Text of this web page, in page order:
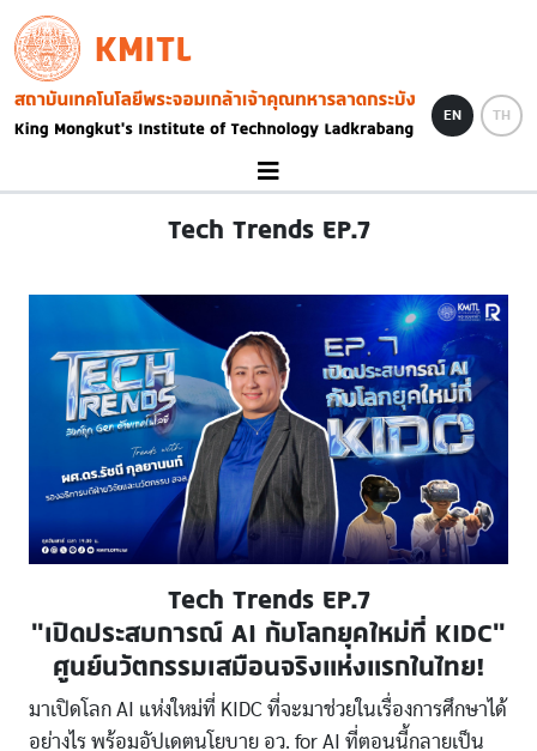
Skip to main content
KMITL
Image
EN TH
Tech Trends EP.7
Tech Trends EP.7
"เปิดประสบการณ์ AI กับโลกยุคใหม่ที่ KIDC"
ศูนย์นวัตกรรมเสมือนจริงแห่งแรกในไทย!
มาเปิดโลก AI แห่งใหม่ที่ KIDC ที่จะมาช่วยในเรื่องการศึกษาได้
อย่างไร พร้อมอัปเดตนโยบาย อว. for AI ที่ตอนนี้กลายเป็น